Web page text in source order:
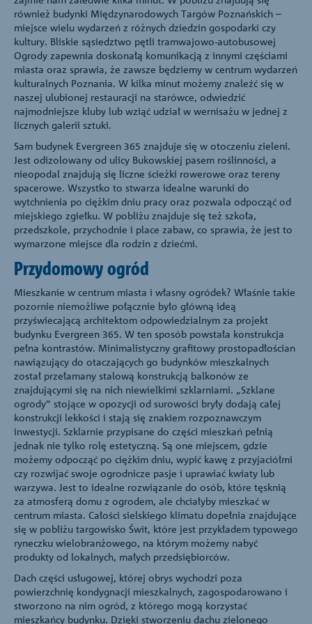
również budynki Międzynarodowych Targów Poznańskich –
miejsce wielu wydarzeń z różnych dziedzin gospodarki czy
kultury. Bliskie sąsiedztwo pętli tramwajowo-autobusowej
Ogrody zapewnia doskonałą komunikacją z innymi częściami
miasta oraz sprawia, że zawsze będziemy w centrum wydarzeń
kulturalnych Poznania. W kilka minut możemy znaleźć się w
naszej ulubionej restauracji na starówce, odwiedzić
najmodniejsze kluby lub wziąć udział w wernisażu w jednej z
licznych galerii sztuki.
Sam budynek Evergreen 365 znajduje się w otoczeniu zieleni.
Jest odizolowany od ulicy Bukowskiej pasem roślinności, a
nieopodal znajdują się liczne ścieżki rowerowe oraz tereny
spacerowe. Wszystko to stwarza idealne warunki do
wytchnienia po ciężkim dniu pracy oraz pozwala odpocząć od
miejskiego zgiełku. W pobliżu znajduje się też szkoła,
przedszkole, przychodnie i place zabaw, co sprawia, że jest to
wymarzone miejsce dla rodzin z dziećmi.
Przydomowy ogród
Mieszkanie w centrum miasta i własny ogródek? Właśnie takie
pozornie niemożliwe połącznie było główną ideą
przyświecającą architektom odpowiedzialnym za projekt
budynku Evergreen 365. W ten sposób powstała konstrukcja
pełna kontrastów. Minimalistyczny grafitowy prostopadłościan
nawiązujący do otaczających go budynków mieszkalnych
został przełamany stalową konstrukcją balkonów ze
znajdującymi się na nich niewielkimi szklarniami. „Szklane
ogrody” stojące w opozycji od surowości bryły dodają całej
konstrukcji lekkości i stają się znakiem rozpoznawczym
inwestycji. Szklarnie przypisane do części mieszkań pełnią
jednak nie tylko rolę estetyczną. Są one miejscem, gdzie
możemy odpocząć po ciężkim dniu, wypić kawę z przyjaciółmi
czy rozwijać swoje ogrodnicze pasje i uprawiać kwiaty lub
warzywa. Jest to idealne rozwiązanie do osób, które tęsknią
za atmosferą domu z ogrodem, ale chciałyby mieszkać w
centrum miasta. Całości sielskiego klimatu dopełnia znajdujące
się w pobliżu targowisko Świt, które jest przykładem typowego
ryneczku wielobranżowego, na którym możemy nabyć
produkty od lokalnych, małych przedsiębiorców.
Dach części usługowej, której obrys wychodzi poza
powierzchnię kondygnacji mieszkalnych, zagospodarowano i
stworzono na nim ogród, z którego mogą korzystać
mieszkańcy budynku. Dzięki stworzeniu dachu zielonego